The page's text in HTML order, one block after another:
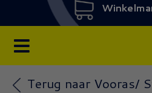
Terug naar Vooras/